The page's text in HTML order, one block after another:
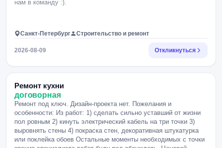
нам в команду :).
Санкт-Петербург Строительство и ремонт
2026-08-09 Откликнуться
Ремонт кухни
договорная
Ремонт под ключ. Дизайн-проекта нет. Пожелания и
особенности: Из работ: 1) сделать сильно уставший от жизни
пол ровным 2) кинуть электрический кабель на три точки 3)
выровнять стены 4) покраска стен, декоративная штукатурка
или поклейка обоев Остальные моменты необходимых с точки